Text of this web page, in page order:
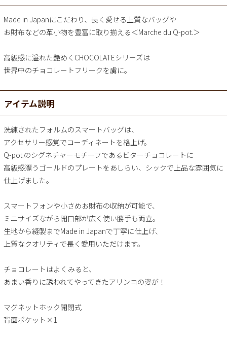
Made in Japanにこだわり、長く愛せる上質なバッグや
お財布などの革小物を豊富に取り揃える＜Marche du Q-pot.＞
高級感に溢れた艶めくCHOCOLATEシリーズは
世界中のチョコレートフリークを虜に。
アイテム説明
洗練されたフォルムのスマートバッグは、
アクセサリー感覚でコーディネートを格上げ。
Q-pot.のシグネチャーモチーフであるビターチョコレートに
高級感漂うゴールドのプレートをあしらい、シックで上品な雰囲気に
仕上げました。
スマートフォンや小さめお財布の収納が可能で、
ミニサイズながら開口部が広く使い勝手も両立。
生地から縫製までMade in Japanで丁寧に仕上げ、
上質なクオリティで長く愛用いただけます。
チョコレートはよくみると、
あまい香りに誘われてやってきたアリンコの姿が！
マグネットホック開閉式
背面ポケット×1